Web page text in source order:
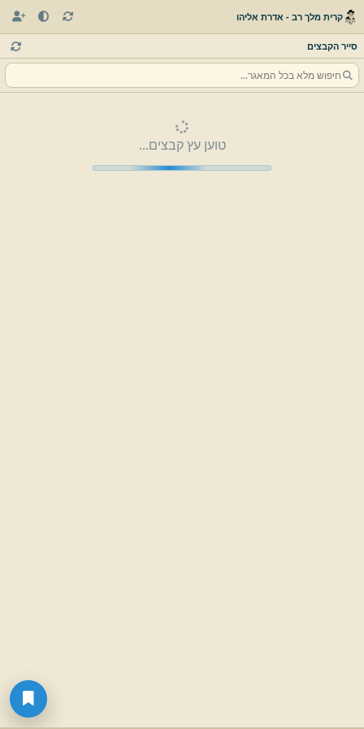
קרית מלך רב - אדרת אליהו
סייר הקבצים
טוען עץ קבצים...